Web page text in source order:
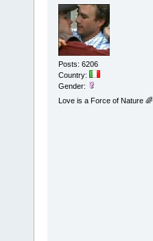
Posts: 6206
Country:
Gender:
Love is a Force of Nature 🌈